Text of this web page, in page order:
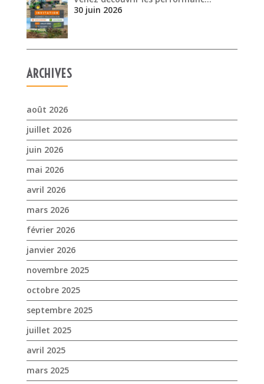
30 juin 2026
ARCHIVES
août 2026
juillet 2026
juin 2026
mai 2026
avril 2026
mars 2026
février 2026
janvier 2026
novembre 2025
octobre 2025
septembre 2025
juillet 2025
avril 2025
mars 2025